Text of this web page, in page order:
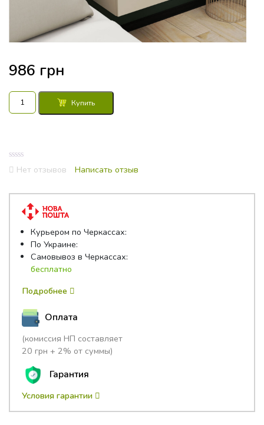
986 грн
Количество
товара
(сатин)
Купить
0
out
5
Нет отзывов Написать отзыв
Курьером по Черкассах:
По Украине:
Самовывоз в Черкассах:
бесплатно
Подробнее
Оплата
(комиссия НП составляет
20 грн + 2% от суммы)
Гарантия
Условия гарантии